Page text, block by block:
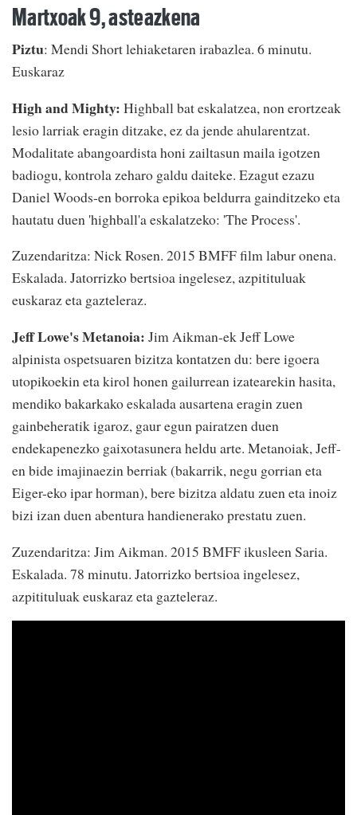
Martxoak 9, asteazkena
Piztu: Mendi Short lehiaketaren irabazlea. 6 minutu.
Euskaraz
High and Mighty: Highball bat eskalatzea, non erortzeak
lesio larriak eragin ditzake, ez da jende ahularentzat.
Modalitate abangoardista honi zailtasun maila igotzen
badiogu, kontrola zeharo galdu daiteke. Ezagut ezazu
Daniel Woods-en borroka epikoa beldurra gainditzeko eta
hautatu duen 'highball'a eskalatzeko: 'The Process'.
Zuzendaritza: Nick Rosen. 2015 BMFF film labur onena.
Eskalada. Jatorrizko bertsioa ingelesez, azpitituluak
euskaraz eta gazteleraz.
Jeff Lowe's Metanoia: Jim Aikman-ek Jeff Lowe
alpinista ospetsuaren bizitza kontatzen du: bere igoera
utopikoekin eta kirol honen gailurrean izatearekin hasita,
mendiko bakarkako eskalada ausartena eragin zuen
gainbeheratik igaroz, gaur egun pairatzen duen
endekapenezko gaixotasunera heldu arte. Metanoiak, Jeff-
en bide imajinaezin berriak (bakarrik, negu gorrian eta
Eiger-eko ipar horman), bere bizitza aldatu zuen eta inoiz
bizi izan duen abentura handienerako prestatu zuen.
Zuzendaritza: Jim Aikman. 2015 BMFF ikusleen Saria.
Eskalada. 78 minutu. Jatorrizko bertsioa ingelesez,
azpitituluak euskaraz eta gazteleraz.